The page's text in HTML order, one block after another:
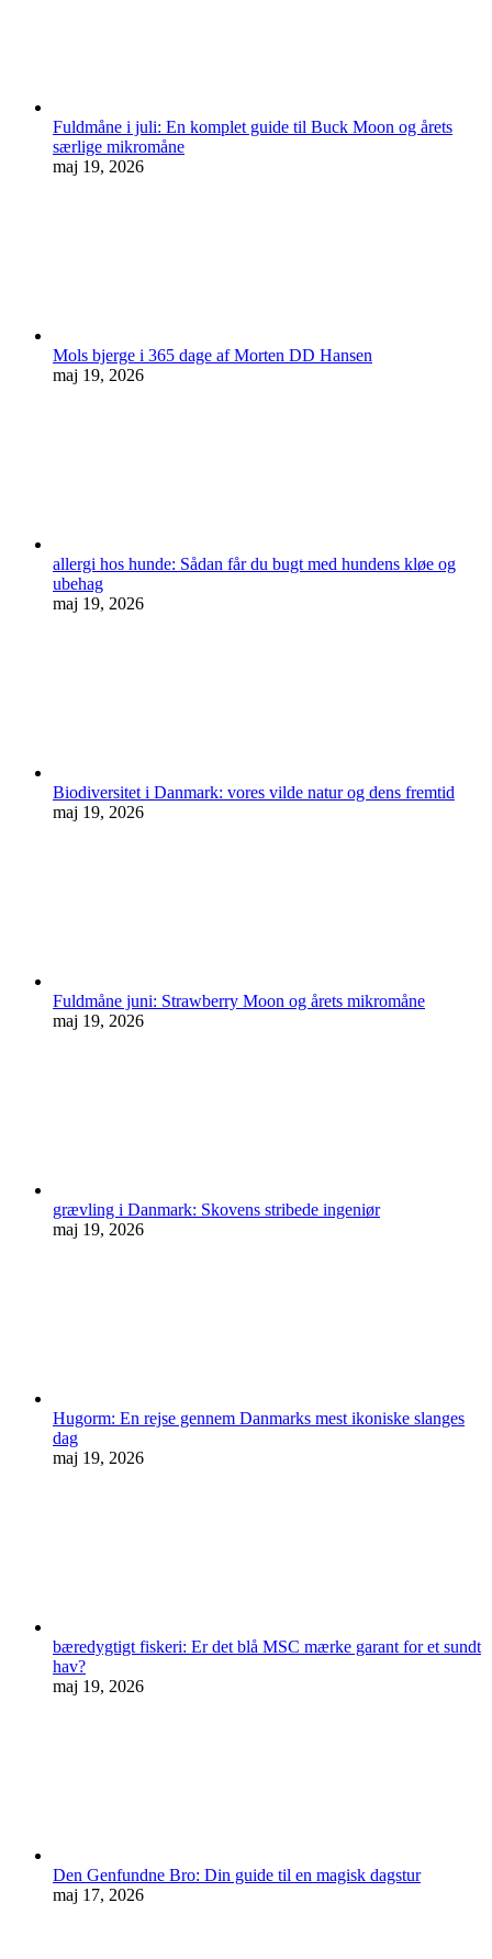
Fuldmåne i juli: En komplet guide til Buck Moon og årets
særlige mikromåne
maj 19, 2026
Mols bjerge i 365 dage af Morten DD Hansen
maj 19, 2026
allergi hos hunde: Sådan får du bugt med hundens kløe og
ubehag
maj 19, 2026
Biodiversitet i Danmark: vores vilde natur og dens fremtid
maj 19, 2026
Fuldmåne juni: Strawberry Moon og årets mikromåne
maj 19, 2026
grævling i Danmark: Skovens stribede ingeniør
maj 19, 2026
Hugorm: En rejse gennem Danmarks mest ikoniske slanges
dag
maj 19, 2026
bæredygtigt fiskeri: Er det blå MSC mærke garant for et sundt
hav?
maj 19, 2026
Den Genfundne Bro: Din guide til en magisk dagstur
maj 17, 2026